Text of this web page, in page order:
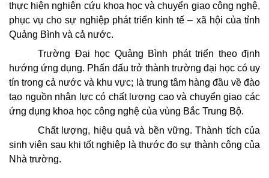
thực hiện nghiên cứu khoa học và chuyển giao công nghệ,
phục vụ cho sự nghiệp phát triển kinh tế – xã hội của tỉnh
Quảng Bình và cả nước.
Trường Đại học Quảng Bình phát triển theo định
hướng ứng dụng. Phấn đấu trở thành trường đại học có uy
tín trong cả nước và khu vực; là trung tâm hàng đầu về đào
tạo nguồn nhân lực có chất lượng cao và chuyển giao các
ứng dụng khoa học công nghệ của vùng Bắc Trung Bộ.
Chất lượng, hiệu quả và bền vững. Thành tích của
sinh viên sau khi tốt nghiệp là thước đo sự thành công của
Nhà trường.